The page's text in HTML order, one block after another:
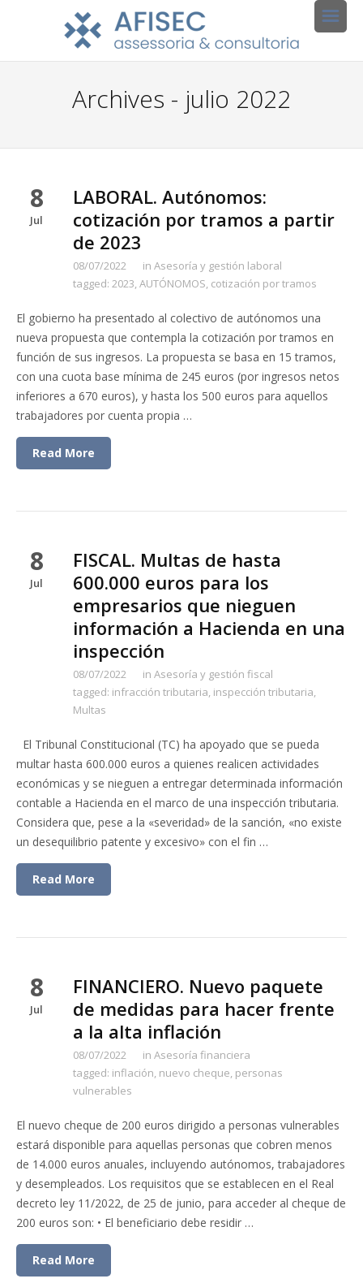
Archives - julio 2022
8
Jul
LABORAL. Autónomos:
cotización por tramos a partir
de 2023
08/07/2022 in Asesoría y gestión laboral
tagged: 2023,AUTÓNOMOS, cotización por tramos
El gobierno ha presentado al colectivo de autónomos una
nueva propuesta que contempla la cotización por tramos en
función de sus ingresos. La propuesta se basa en 15 tramos,
con una cuota base mínima de 245 euros (por ingresos netos
inferiores a 670 euros), y hasta los 500 euros para aquellos
trabajadores por cuenta propia …
Read More
8
Jul
FISCAL. Multas de hasta
600.000 euros para los
empresarios que nieguen
información a Hacienda en una
inspección
08/07/2022 in Asesoría y gestión fiscal
tagged: infracción tributaria, inspección tributaria,
Multas
El Tribunal Constitucional (TC) ha apoyado que se pueda
multar hasta 600.000 euros a quienes realicen actividades
económicas y se nieguen a entregar determinada información
contable a Hacienda en el marco de una inspección tributaria.
Considera que, pese a la «severidad» de la sanción, «no existe
un desequilibrio patente y excesivo» con el fin …
Read More
8
Jul
FINANCIERO. Nuevo paquete
de medidas para hacer frente
a la alta inflación
08/07/2022 in Asesoría financiera
tagged: inflación, nuevo cheque, personas
vulnerables
El nuevo cheque de 200 euros dirigido a personas vulnerables
estará disponible para aquellas personas que cobren menos
de 14.000 euros anuales, incluyendo autónomos, trabajadores
y desempleados. Los requisitos que se establecen en el Real
decreto ley 11/2022, de 25 de junio, para acceder al cheque de
200 euros son: • El beneficiario debe residir …
Read More